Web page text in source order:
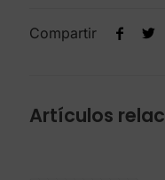
Compartir
Artículos